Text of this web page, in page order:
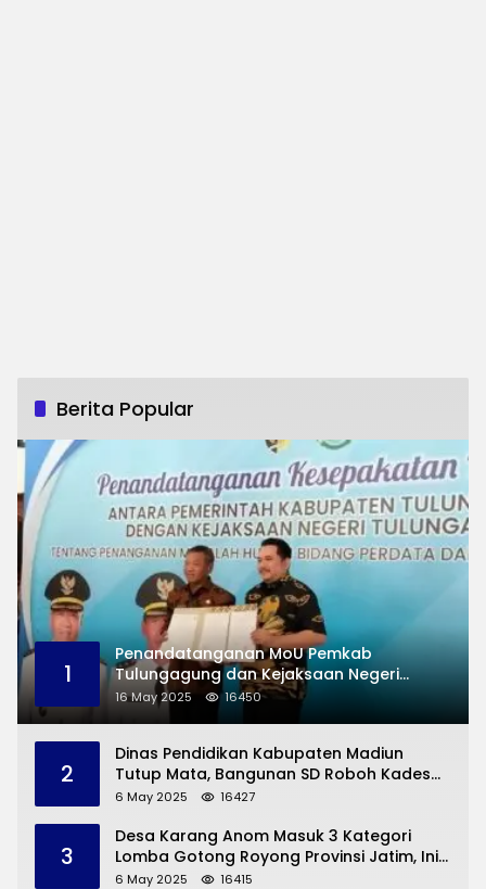
Berita Popular
1
Penandatanganan MoU Pemkab
Tulungagung dan Kejaksaan Negeri
Permasalahan Hukum
16 May 2025 16450
2
Dinas Pendidikan Kabupaten Madiun
Tutup Mata, Bangunan SD Roboh Kades
Dermorejo Bangun Pakai Dana Pribadi
6 May 2025 16427
3
Desa Karang Anom Masuk 3 Kategori
Lomba Gotong Royong Provinsi Jatim, Ini
yang Disampaikan Sekda Trenggalek
6 May 2025 16415